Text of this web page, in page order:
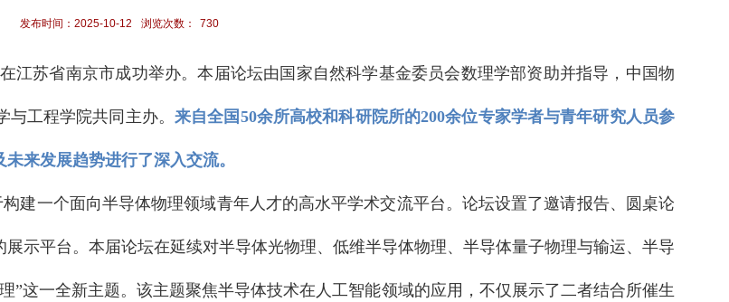
发布时间：2025-10-12 浏览次数： 730
江苏省南京市成功举办。本届论坛由国家自然科学基金委员会数理学部资助并指导，中国物
与工程学院共同主办。来自全国50余所高校和科研院所的200余位专家学者与青年研究人员参
来发展趋势进行了深入交流。
建一个面向半导体物理领域青年人才的高水平学术交流平台。论坛设置了邀请报告、圆桌论
示平台。本届论坛在延续对半导体光物理、低维半导体物理、半导体量子物理与输运、半导
”这一全新主题。该主题聚焦半导体技术在人工智能领域的应用，不仅展示了二者结合所催生